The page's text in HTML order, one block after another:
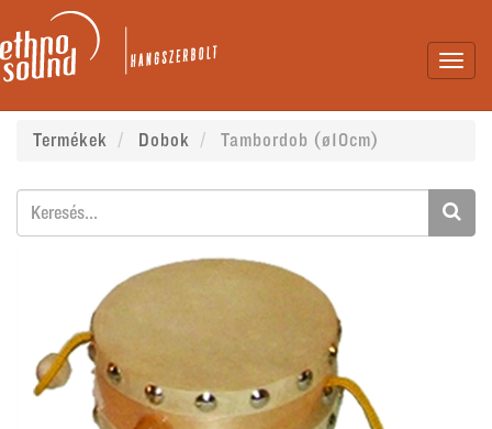
Termékek Dobok Tambordob (ø10cm)